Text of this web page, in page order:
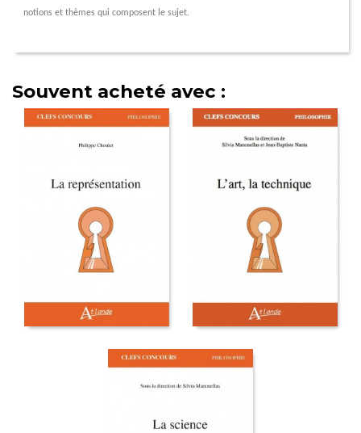
notions et thèmes qui composent le sujet.
Souvent acheté avec :